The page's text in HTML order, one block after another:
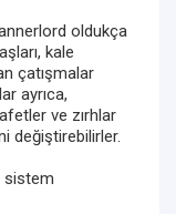
oldukça
kale
çatışmalar
ayrıca,
ve zırhlar
değiştirebilirler.
sistem